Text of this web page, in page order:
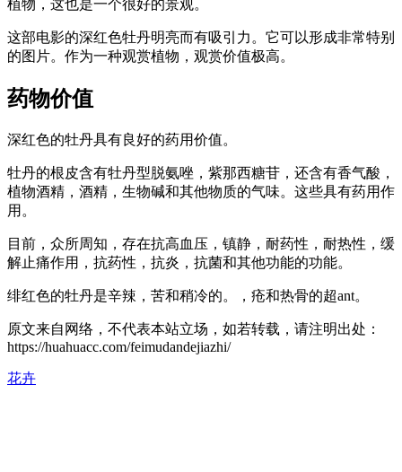
植物，这也是一个很好的景观。
这部电影的深红色牡丹明亮而有吸引力。它可以形成非常特别
的图片。作为一种观赏植物，观赏价值极高。
药物价值
深红色的牡丹具有良好的药用价值。
牡丹的根皮含有牡丹型脱氨唑，紫那西糖苷，还含有香气酸，
植物酒精，酒精，生物碱和其他物质的气味。这些具有药用作
用。
目前，众所周知，存在抗高血压，镇静，耐药性，耐热性，缓
解止痛作用，抗药性，抗炎，抗菌和其他功能的功能。
绯红色的牡丹是辛辣，苦和稍冷的。，疮和热骨的超ant。
原文来自网络，不代表本站立场，如若转载，请注明出处：
https://huahuacc.com/feimudandejiazhi/
花卉